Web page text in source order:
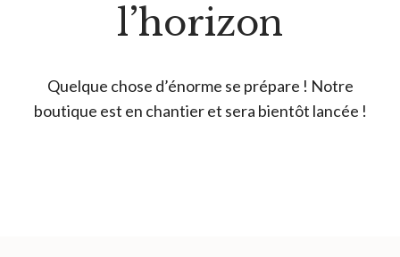
l’horizon
Quelque chose d’énorme se prépare ! Notre
boutique est en chantier et sera bientôt lancée !